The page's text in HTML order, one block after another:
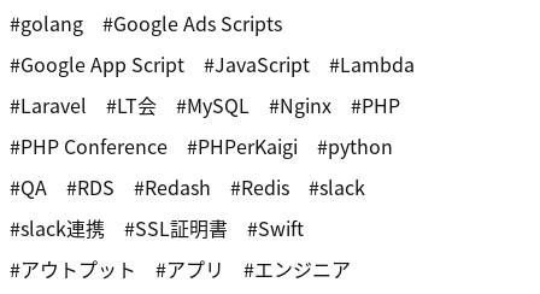
golang
Google Ads Scripts
Google App Script
JavaScript
Lambda
Laravel
LT会 MySQL Nginx
PHP
PHP Conference
PHPerKaigi
python
QA
RDS Redash Redis
slack
slack連携
SSL証明書
Swift
アウトプット
アプリ
エンジニア